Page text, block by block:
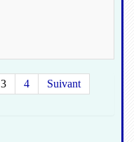
3 4
Suivant